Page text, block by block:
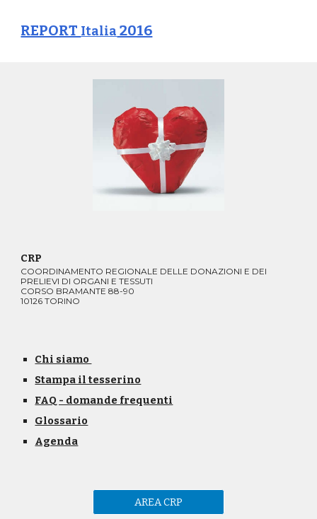
REPORT Italia 2016
CRP
COORDINAMENTO REGIONALE DELLE DONAZIONI E DEI
PRELIEVI DI ORGANI E TESSUTI
CORSO BRAMANTE 88-90
10126 TORINO
Chi siamo
Stampa il tesserino
FAQ - domande frequenti
Glossario
Agenda
AREA CRP